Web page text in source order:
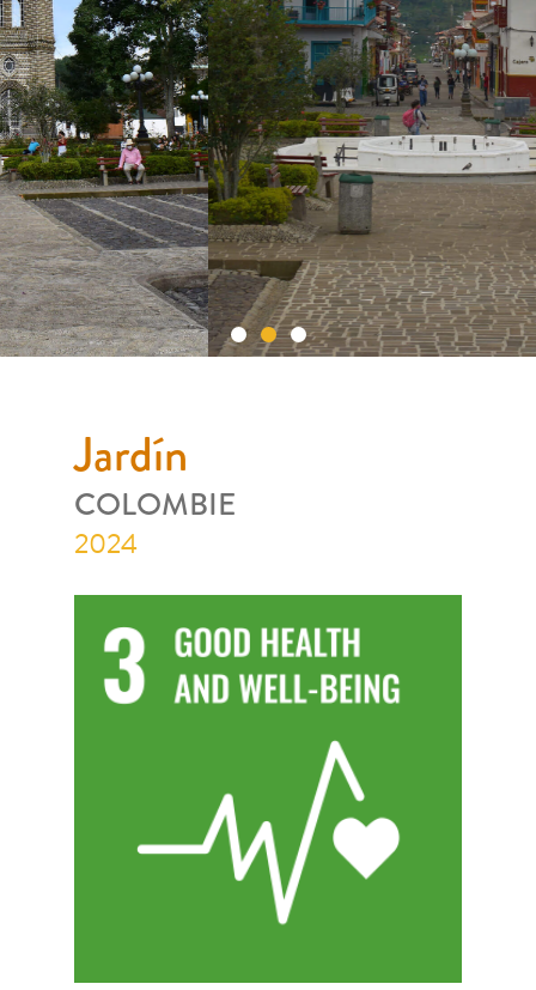
JARDÍN
COLOMBIA
Jardín
COLOMBIE
2024